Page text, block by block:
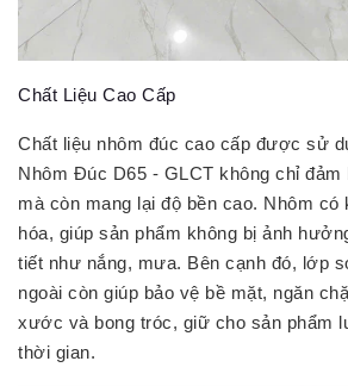
Chất Liệu Cao Cấp
Chất liệu nhôm đúc cao cấp được sử
Nhôm Đúc D65 - GLCT không chỉ
mà còn mang lại độ bền cao. Nhôm có
hóa, giúp sản phẩm không bị ảnh
tiết như nắng, mưa. Bên cạnh đó, lớp
ngoài còn giúp bảo vệ bề mặt, ngăn
xước và bong tróc, giữ cho sản phẩm
thời gian.